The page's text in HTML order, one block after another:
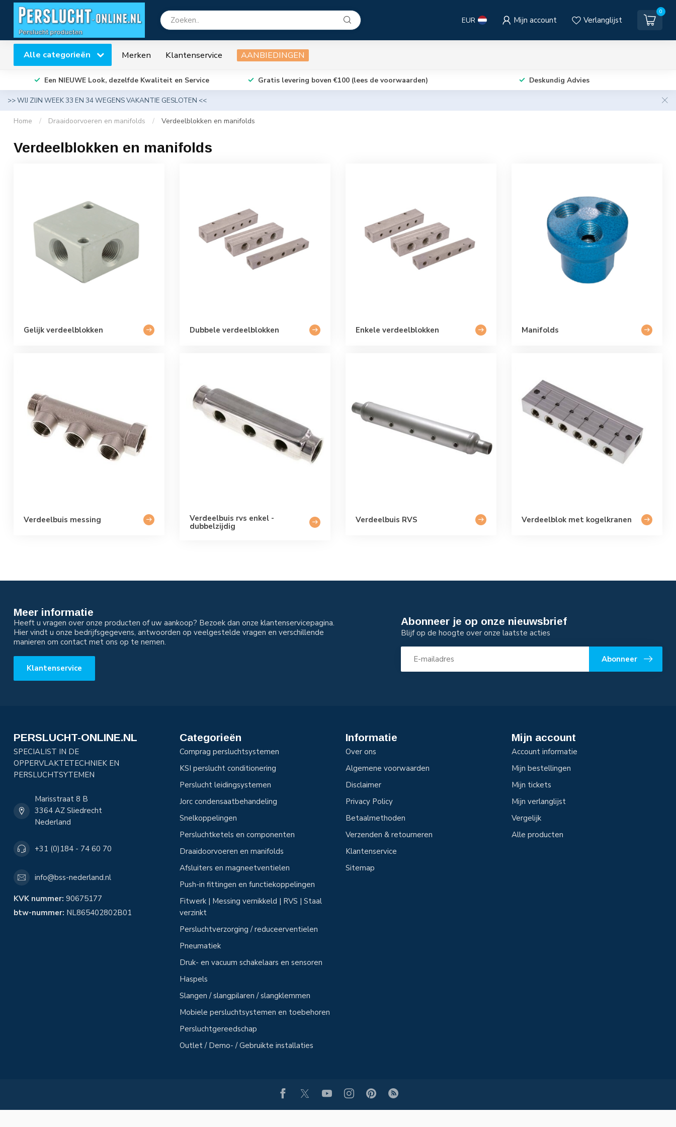
EUR Mijn account Verlanglijst
0
Alle categorieën Merken Klantenservice AANBIEDINGEN
Een NIEUWE Look, dezelfde Kwaliteit en Service Gratis levering boven €100 (lees de voorwaarden) Deskundig Advies
>> WIJ ZIJN WEEK 33 EN 34 WEGENS VAKANTIE GESLOTEN <<
Home / Draaidoorvoeren en manifolds / Verdeelblokken en manifolds
Verdeelblokken en manifolds
Gelijk verdeelblokken Dubbele verdeelblokken Enkele verdeelblokken Manifolds
Verdeelbuis messing
Verdeelbuis rvs enkel -
dubbelzijdig
Verdeelbuis RVS Verdeelblok met kogelkranen
Meer informatie
Heeft u vragen over onze producten of uw aankoop? Bezoek dan onze klantenservicepagina.
Hier vindt u onze bedrijfsgegevens, antwoorden op veelgestelde vragen en verschillende
manieren om contact met ons op te nemen.
Klantenservice
Abonneer je op onze nieuwsbrief
Blijf op de hoogte over onze laatste acties
Abonneer
PERSLUCHT-ONLINE.NL
SPECIALIST IN DE
OPPERVLAKTETECHNIEK EN
PERSLUCHTSYTEMEN
Marisstraat 8 B
3364 AZ Sliedrecht
Nederland
+31 (0)184 - 74 60 70
info@bss-nederland.nl
KVK nummer: 90675177
btw-nummer: NL865402802B01
Categorieën
Comprag persluchtsystemen
KSI perslucht conditionering
Perslucht leidingsystemen
Jorc condensaatbehandeling
Snelkoppelingen
Persluchtketels en componenten
Draaidoorvoeren en manifolds
Afsluiters en magneetventielen
Push-in fittingen en functiekoppelingen
Fitwerk | Messing vernikkeld | RVS | Staal
verzinkt
Persluchtverzorging / reduceerventielen
Pneumatiek
Druk- en vacuum schakelaars en sensoren
Haspels
Slangen / slangpilaren / slangklemmen
Mobiele persluchtsystemen en toebehoren
Persluchtgereedschap
Outlet / Demo- / Gebruikte installaties
Informatie
Over ons
Algemene voorwaarden
Disclaimer
Privacy Policy
Betaalmethoden
Verzenden & retourneren
Klantenservice
Sitemap
Mijn account
Account informatie
Mijn bestellingen
Mijn tickets
Mijn verlanglijst
Vergelijk
Alle producten